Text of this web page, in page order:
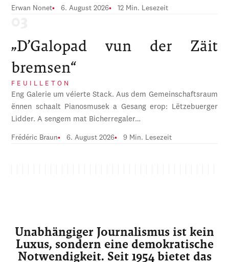
Erwan Nonet 6. August 2026 12 Min. Lesezeit
„D’Galopad vun der Zäit
bremsen“
FEUILLETON
Eng Galerie um véierte Stack. Aus dem Gemeinschaftsraum
ënnen schaalt Pianosmusek a Gesang erop: Lëtzebuerger
Lidder. A sengem mat Bicherregaler…
Frédéric Braun 6. August 2026 9 Min. Lesezeit
Unabhängiger Journalismus ist kein
Luxus, sondern eine demokratische
Notwendigkeit. Seit 1954 bietet das